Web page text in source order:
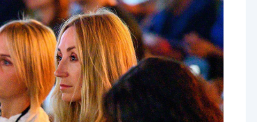
ЕЖЕМЕСЯЧНЫЙ ОБЗОР
КЕШБЭКА
ПУТЕВОДИТЕЛИ ПО
БАНКОВСКИМ КАРТАМ